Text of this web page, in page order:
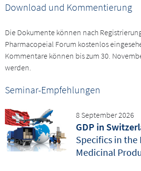
Download und Kommentierung
Die Dokumente können nach
Pharmacopeial Forum kostenlos
Kommentare können bis zum 30.
werden.
Seminar-Empfehlungen
8 September 2026
GDP in
Specifics in
Medicinal